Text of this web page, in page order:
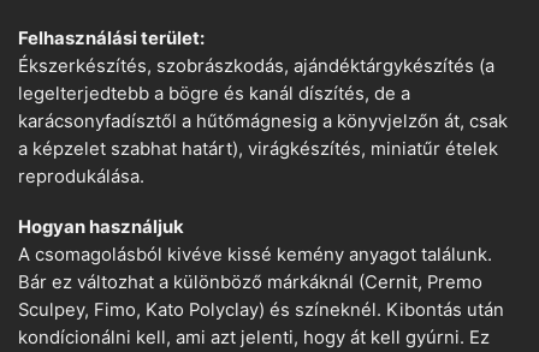
Felhasználási terület:
Ékszerkészítés, szobrászkodás, ajándéktárgykészítés (a
legelterjedtebb a bögre és kanál díszítés, de a
karácsonyfadísztől a hűtőmágnesig a könyvjelzőn át, csak
a képzelet szabhat határt), virágkészítés, miniatűr ételek
reprodukálása.
Hogyan használjuk
A csomagolásból kivéve kissé kemény anyagot találunk.
Bár ez változhat a különböző márkáknál (Cernit, Premo
Sculpey, Fimo, Kato Polyclay) és színeknél. Kibontás után
kondícionálni kell, ami azt jelenti, hogy át kell gyúrni. Ez